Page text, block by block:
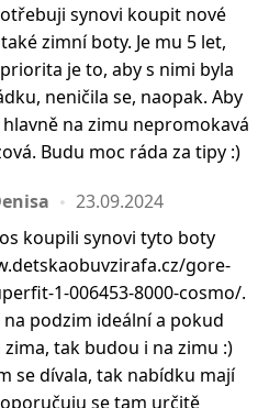
synovi koupit nové
zimní boty. Je mu 5 let,
je to, aby s nimi byla
neničila se, naopak. Aby
na zimu nepromokavá
Budu moc ráda za tipy :)
23.09.2024
koupili synovi tyto boty
gore-
1-006453-8000-cosmo/.
na podzim ideální a pokud
tak budou i na zimu :)
se dívala, tak nabídku mají
se tam určitě